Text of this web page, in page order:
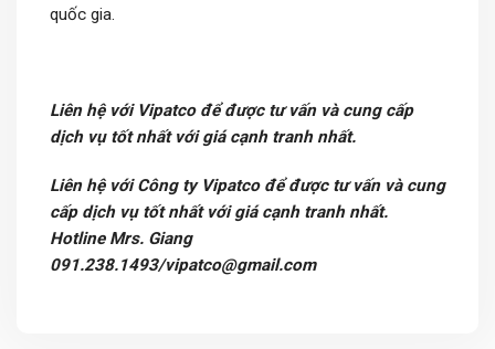
quốc gia.
Liên hệ với Vipatco để được tư vấn và cung cấp
dịch vụ tốt nhất với giá cạnh tranh nhất.
Liên hệ với Công ty Vipatco để được tư vấn và cung
cấp dịch vụ tốt nhất với giá cạnh tranh nhất.
Hotline Mrs. Giang
091.238.1493/vipatco@gmail.com